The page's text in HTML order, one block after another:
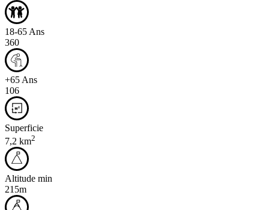
18-65 Ans
360
+65 Ans
106
Superficie
7,2 km2
Altitude min
215m